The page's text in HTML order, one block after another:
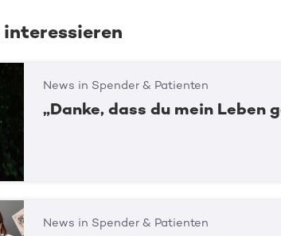
News in Spender & Patienten
„Danke, dass du mein Leben
News in Spender & Patienten